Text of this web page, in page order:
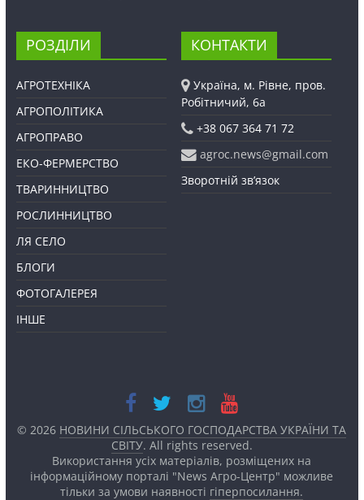
РОЗДІЛИ
АГРОТЕХНІКА
АГРОПОЛІТИКА
АГРОПРАВО
ЕКО-ФЕРМЕРСТВО
ТВАРИННИЦТВО
РОСЛИННИЦТВО
ЛЯ СЕЛО
БЛОГИ
ФОТОГАЛЕРЕЯ
ІНШЕ
КОНТАКТИ
Україна, м. Рівне, пров.
Робітничий, 6а
+38 067 364 71 72
agroc.news@gmail.com
Зворотній зв’язок
© 2026 НОВИНИ СІЛЬСЬКОГО ГОСПОДАРСТВА УКРАЇНИ ТА
СВІТУ. All rights reserved.
Використання усіх матеріалів, розміщених на
інформаційному порталі "News Агро-Центр" можливе
тільки за умови наявності гіперпосилання.